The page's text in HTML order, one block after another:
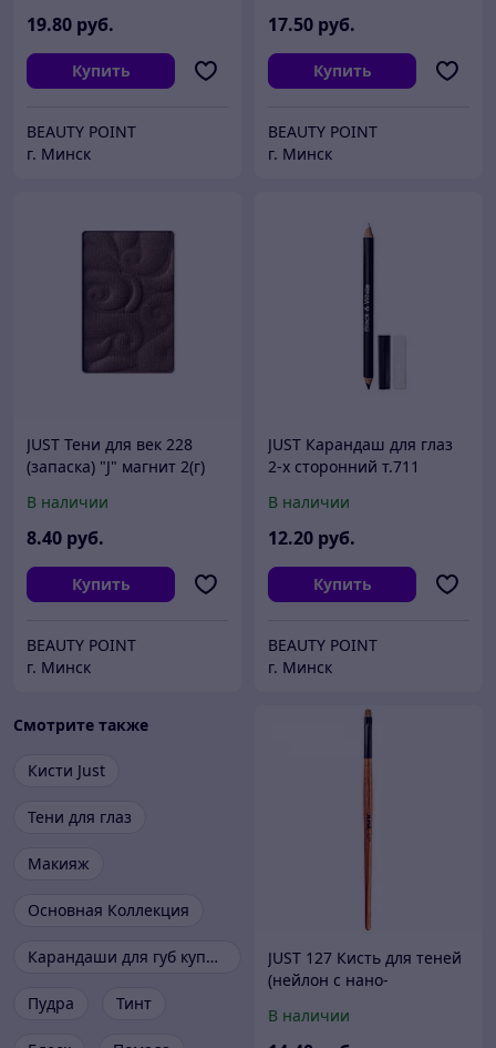
19.80 руб.
Купить
BEAUTY POINT
г. Минск
17.50 руб.
Купить
BEAUTY POINT
г. Минск
JUST Тени для век 228
(запаска) "J" магнит 2(г)
В наличии
8.40 руб.
Купить
BEAUTY POINT
г. Минск
JUST Карандаш для глаз
2-х сторонний т.711
В наличии
12.20 руб.
Купить
BEAUTY POINT
г. Минск
Смотрите также
Кисти Just
Тени для глаз
Макияж
Основная Коллекция
Карандаши для губ купить
Пудра Тинт
JUST 127 Кисть для теней
(нейлон с нано-
В наличии